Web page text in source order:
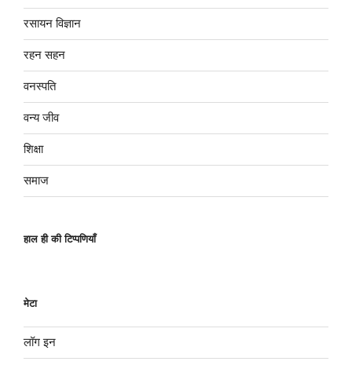
रसायन विज्ञान
रहन सहन
वनस्पति
वन्य जीव
शिक्षा
समाज
हाल ही की टिप्पणियाँ
मेटा
लॉग इन